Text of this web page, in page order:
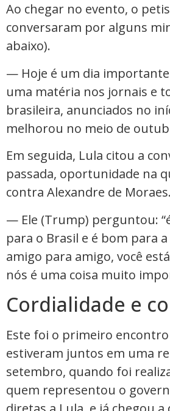
Ao chegar no evento, o
conversaram por alguns
abaixo).
— Hoje é um dia
uma matéria nos jornais e
brasileira, anunciados no
melhorou no meio de
Em seguida, Lula citou a
passada, oportunidade na
contra Alexandre de Moraes.
— Ele (Trump) perguntou:
para o Brasil e é bom para
amigo para amigo, você
nós é uma coisa muito
Cordialidade e
Este foi o primeiro
estiveram juntos em uma
setembro, quando foi
quem representou o